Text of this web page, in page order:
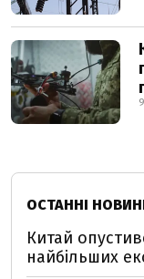
ОСТАННІ
Китай
найбільших